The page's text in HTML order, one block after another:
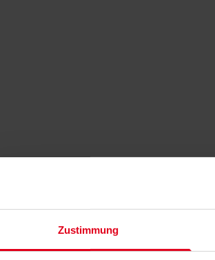
Zustimmung